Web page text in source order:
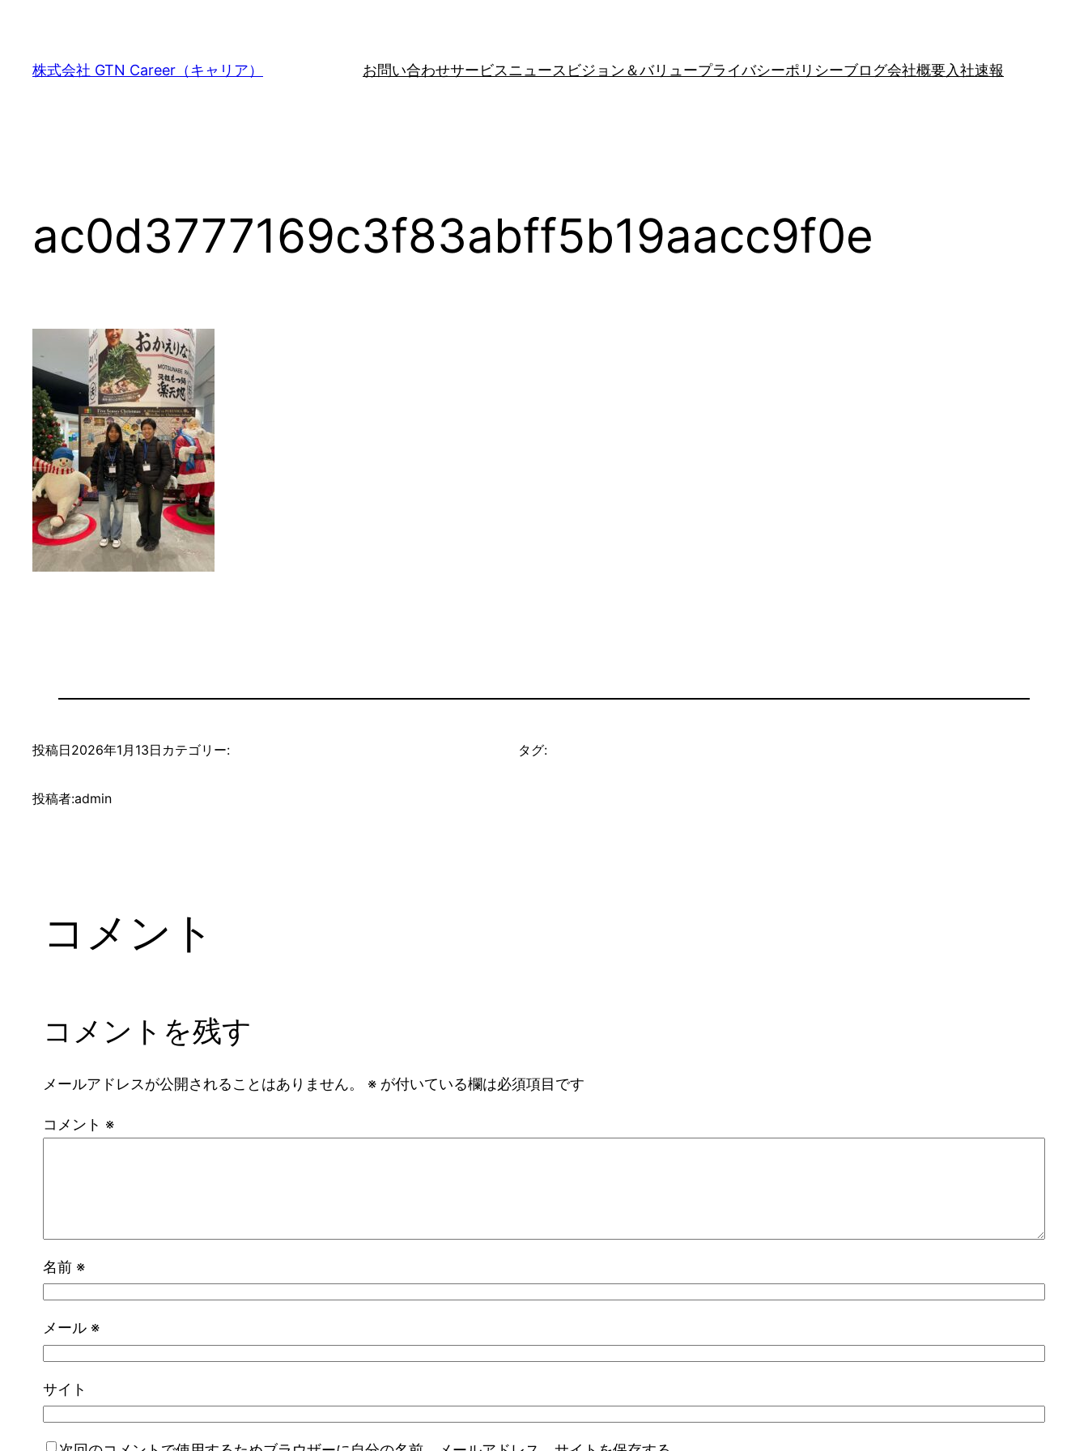
株式会社 GTN Career（キャリア） お問い合わせサービスニュース ビジョン＆バリュープライバシーポリシーブログ会社概要入社速報
ac0d3777169c3f83abff5b19aacc9f0e
投稿日2026年1月13日 カテゴリー:
投稿者:admin
タグ:
コメント
コメントを残す
メールアドレスが公開されることはありません。 ※ が付いている欄は必須項目です
コメント ※
名前 ※
メール ※
サイト